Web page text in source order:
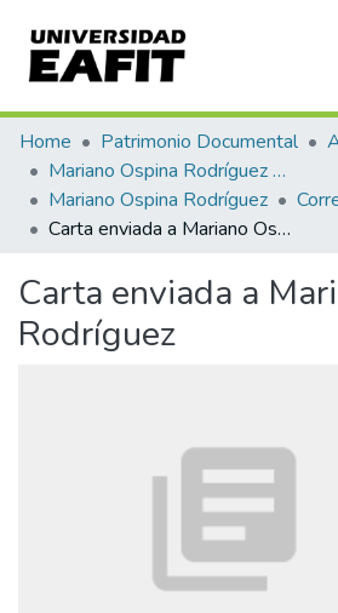
Communities & Collections
All of DSpace
Statistics
Home Patrimonio Documental
Mariano Ospina Rodríguez (1826 -1912)
Mariano Ospina Rodríguez
Carta enviada a Mariano Ospina Rodríguez
Carta enviada a
Rodríguez